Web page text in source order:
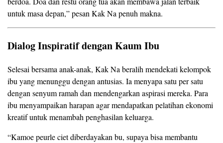
untuk masa depan,” pesan Kak Na penuh makna.
Dialog Inspiratif dengan Kaum Ibu
Selesai bersama anak-anak, Kak Na beralih mendekati kelompok
ibu yang menunggu dengan antusias. Ia menyapa satu per satu
dengan senyum ramah dan mendengarkan aspirasi mereka. Para
ibu menyampaikan harapan agar mendapatkan pelatihan ekonomi
kreatif untuk menambah penghasilan keluarga.
“Kamoe peurle ciet diberdayakan bu, supaya bisa membantu